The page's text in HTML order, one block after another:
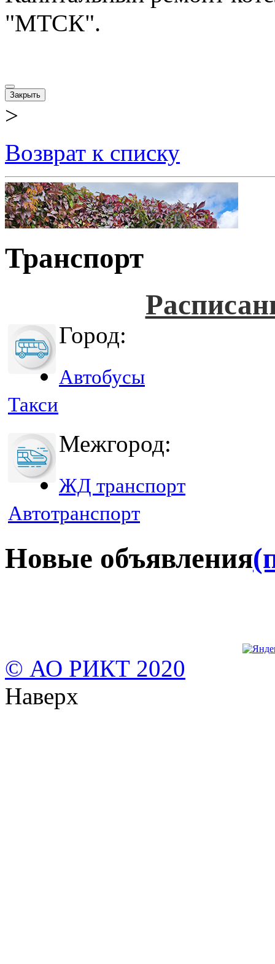
"МТСК".
Закрыть
>
Возврат к списку
Транспорт
Город:
Автобусы
Такси
Межгород:
ЖД транспорт
Автотранспорт
Новые объявления
© АО РИКТ 2020
Наверх